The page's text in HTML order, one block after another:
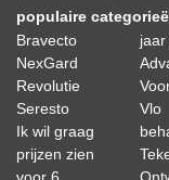
populaire
Bravecto
NexGard
Revolutie
Seresto
Ik wil graag
prijzen zien
jaar
Vlo